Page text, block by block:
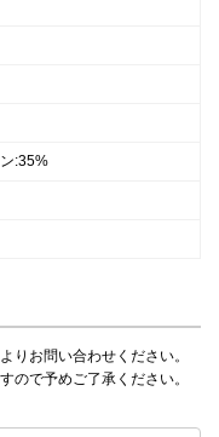
:35%
りお問い合わせください。
ので予めご了承ください。